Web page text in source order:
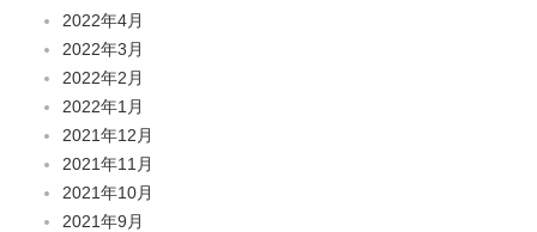
2022年4月
2022年3月
2022年2月
2022年1月
2021年12月
2021年11月
2021年10月
2021年9月